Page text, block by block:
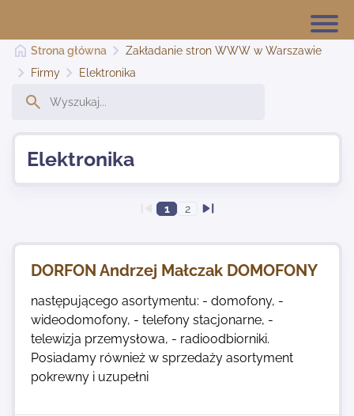
Strona główna
Zakładanie stron WWW w Warszawie
Firmy
Elektronika
Elektronika
1 2
DORFON Andrzej Małczak DOMOFONY
następującego asortymentu: - domofony, -
wideodomofony, - telefony stacjonarne, -
telewizja przemysłowa, - radioodbiorniki.
Posiadamy również w sprzedaży asortyment
pokrewny i uzupełni